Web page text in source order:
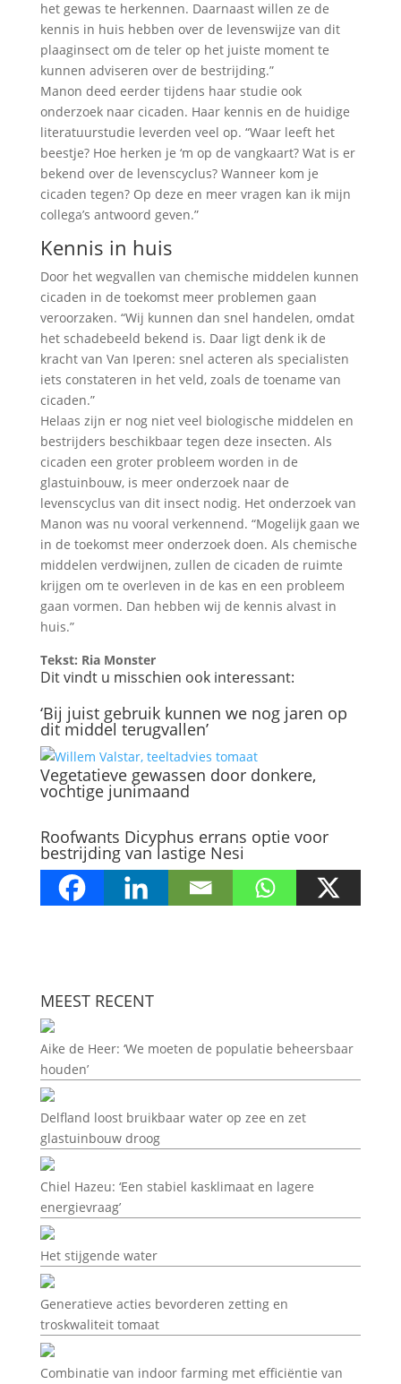
het gewas te herkennen. Daarnaast willen ze de
kennis in huis hebben over de levenswijze van dit
plaaginsect om de teler op het juiste moment te
kunnen adviseren over de bestrijding.”
Manon deed eerder tijdens haar studie ook
onderzoek naar cicaden. Haar kennis en de huidige
literatuurstudie leverden veel op. “Waar leeft het
beestje? Hoe herken je ‘m op de vangkaart? Wat is er
bekend over de levenscyclus? Wanneer kom je
cicaden tegen? Op deze en meer vragen kan ik mijn
collega’s antwoord geven.”
Kennis in huis
Door het wegvallen van chemische middelen kunnen
cicaden in de toekomst meer problemen gaan
veroorzaken. “Wij kunnen dan snel handelen, omdat
het schadebeeld bekend is. Daar ligt denk ik de
kracht van Van Iperen: snel acteren als specialisten
iets constateren in het veld, zoals de toename van
cicaden.”
Helaas zijn er nog niet veel biologische middelen en
bestrijders beschikbaar tegen deze insecten. Als
cicaden een groter probleem worden in de
glastuinbouw, is meer onderzoek naar de
levenscyclus van dit insect nodig. Het onderzoek van
Manon was nu vooral verkennend. “Mogelijk gaan we
in de toekomst meer onderzoek doen. Als chemische
middelen verdwijnen, zullen de cicaden de ruimte
krijgen om te overleven in de kas en een probleem
gaan vormen. Dan hebben wij de kennis alvast in
huis.”
Tekst: Ria Monster
Dit vindt u misschien ook interessant:
‘Bij juist gebruik kunnen we nog jaren op
dit middel terugvallen’
Vegetatieve gewassen door donkere,
vochtige junimaand
Roofwants Dicyphus errans optie voor
bestrijding van lastige Nesi
MEEST RECENT
Aike de Heer: ‘We moeten de populatie beheersbaar
houden’
Delfland loost bruikbaar water op zee en zet
glastuinbouw droog
Chiel Hazeu: ‘Een stabiel kasklimaat en lagere
energievraag’
Het stijgende water
Generatieve acties bevorderen zetting en
troskwaliteit tomaat
Combinatie van indoor farming met efficiëntie van